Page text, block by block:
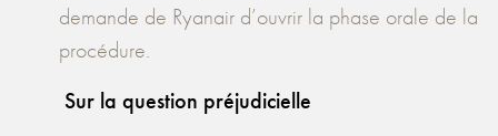
demande de Ryanair d’ouvrir la phase orale de la
procédure.
Sur la question préjudicielle